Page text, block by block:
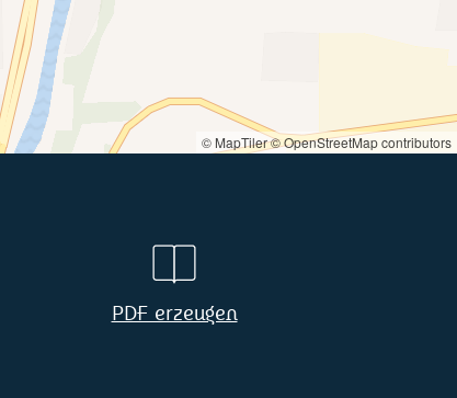
© MapTiler© OpenStreetMap contributors
PDF erzeugen